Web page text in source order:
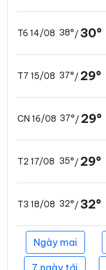
T6 14/08 38°/30°
T7 15/08 37°/ 29°
CN 16/08 37°/ 29°
T2 17/08 35°/ 29°
T3 18/08 32°/32°
Ngày mai
7 ngày tới